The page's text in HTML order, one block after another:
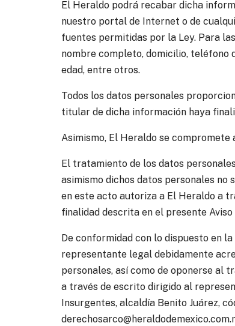
El Heraldo podrá recabar dicha
nuestro portal de Internet o de
fuentes permitidas por la Ley. Para
nombre completo, domicilio, teléfono
edad, entre otros.
Todos los datos personales
titular de dicha información haya
Asimismo, El Heraldo se
El tratamiento de los datos
asimismo dichos datos personales
en este acto autoriza a El Heraldo a
finalidad descrita en el presente
De conformidad con lo dispuesto en
representante legal debidamente
personales, así como de oponerse al
a través de escrito dirigido al
Insurgentes, alcaldía Benito Juárez,